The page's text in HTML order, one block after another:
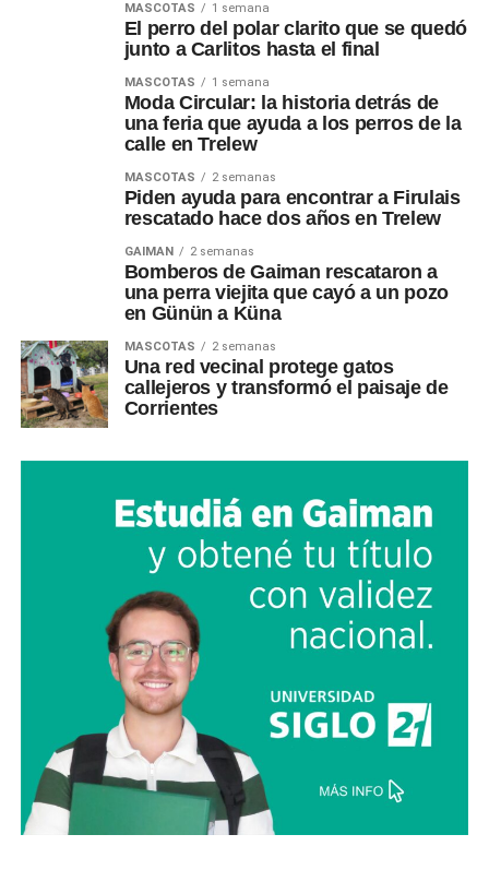
MASCOTAS 1 semana
El perro del polar clarito que se quedó
junto a Carlitos hasta el final
MASCOTAS 1 semana
Moda Circular: la historia detrás de
una feria que ayuda a los perros de la
calle en Trelew
MASCOTAS 2 semanas
Piden ayuda para encontrar a Firulais
rescatado hace dos años en Trelew
GAIMAN 2 semanas
Bomberos de Gaiman rescataron a
una perra viejita que cayó a un pozo
en Günün a Küna
MASCOTAS 2 semanas
Una red vecinal protege gatos
callejeros y transformó el paisaje de
Corrientes